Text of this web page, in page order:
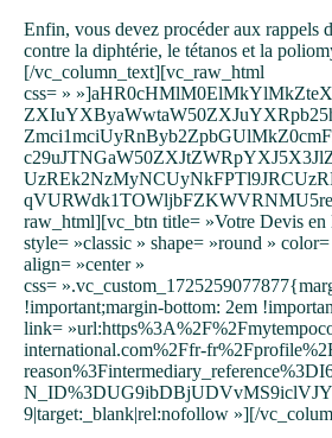
Enfin, vous devez procéder aux rappels
contre la diphtérie, le tétanos et la
[/vc_column_text][vc_raw_html
css= »
raw_html][vc_btn title= »Votre Devis en
style= »classic » shape= »round »
align= »center »
css=
!important;margin-bottom: 2em
link=
international.com%2Ffr-
9|target:_blank|rel:nofollow »][/